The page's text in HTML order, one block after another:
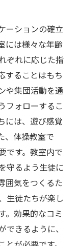
ーションの確立
には様々な年齢
ぞれに応じた指
することはもち
や集団活動を通
フォローするこ
には、遊び感覚
、体操教室で
です。教室内で
守るよう生徒に
囲気をつくるた
生徒たちが楽し
。効果的なコミ
できるように、